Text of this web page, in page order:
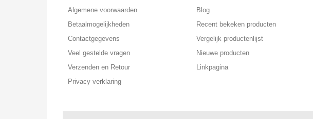
Algemene voorwaarden
Betaalmogelijkheden
Contactgegevens
Veel gestelde vragen
Verzenden en Retour
Privacy verklaring
Blog
Recent bekeken producten
Vergelijk productenlijst
Nieuwe producten
Linkpagina